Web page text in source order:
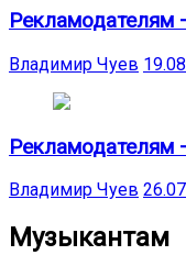
Рекламодателям
Владимир Чуев
Рекламодателям
Владимир Чуев
Музыкантам